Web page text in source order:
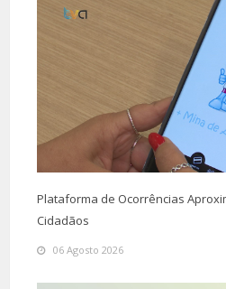
Plataforma de Ocorrências
Cidadãos
06 Agosto 2026